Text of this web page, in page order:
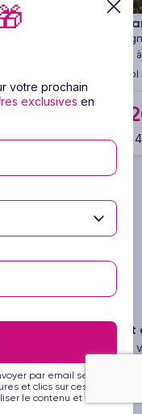
seul)
3
pour
Ôvoyages
séjours en
votre prochain
exclusives en
par email ses
et clics sur ces
le contenu et la